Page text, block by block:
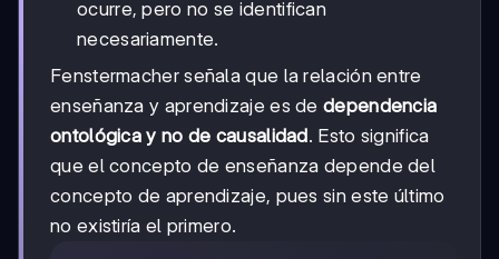
ocurre, pero no se identifican
necesariamente.
Fenstermacher señala que la relación entre
enseñanza y aprendizaje es dedependencia
ontológica y no de causalidad. Esto significa
que el concepto de enseñanza depende del
concepto de aprendizaje, pues sin este último
no existiría el primero.